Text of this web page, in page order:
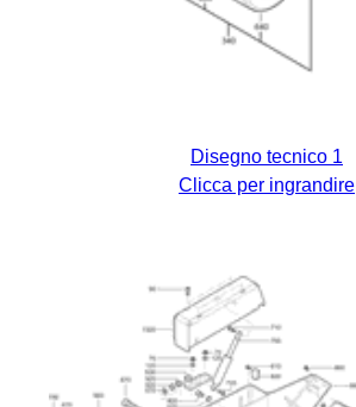
Disegno tecnico 1
Clicca per ingrandire